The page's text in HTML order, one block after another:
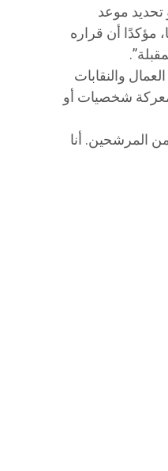
موعد
مؤكدًا أن قراره
والنقابات
معركة شخصيات أو
المرشحين. أنا